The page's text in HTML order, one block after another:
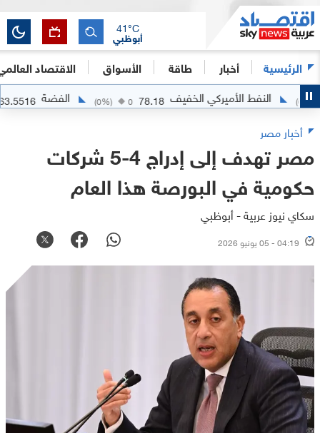
الرئيسية أخبار طاقة الأسواق الاقتصاد
أبوظبي
41°C
النفط الأميركي الخفيف 78.18
0
(0%) الفضة 63.5516
أخبار مصر
مصر تهدف إلى إدراج 4-5 شركات
حكومية في البورصة هذا العام
سكاي نيوز عربية - أبوظبي
04:19 - 05 يونيو 2026